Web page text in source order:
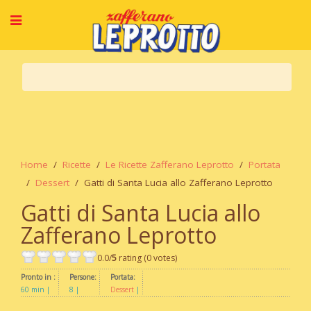
Home Ricette Le Ricette Zafferano Leprotto
Portata
Dessert
Gatti di Santa Lucia allo Zafferano Leprotto
Gatti di Santa Lucia allo
Zafferano Leprotto
0.0/5 rating (0 votes)
Pronto in :
60 min
Persone:
8
Portata:
Dessert